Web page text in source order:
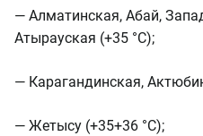
— Алматинская, Абай,
Атырауская (+35 °C);
— Карагандинская,
— Жетысу (+35+36 °C);